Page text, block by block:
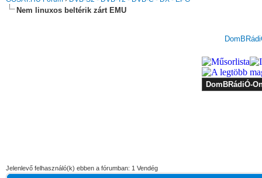
Nem linuxos beltérik zárt EMU
Jelenlevő felhasználó(k) ebben a fórumban: 1 Vendég